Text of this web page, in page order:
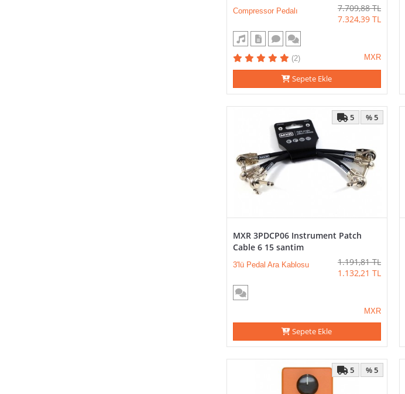
Compressor Pedalı 7.709,88 TL
7.324,39 TL
(2) MXR
Sepete Ekle
% 5
5
MXR 3PDCP06 Instrument Patch
Cable 6 15 santim
3'lü Pedal Ara Kablosu 1.191,81 TL
1.132,21 TL
MXR
Sepete Ekle
% 5
5